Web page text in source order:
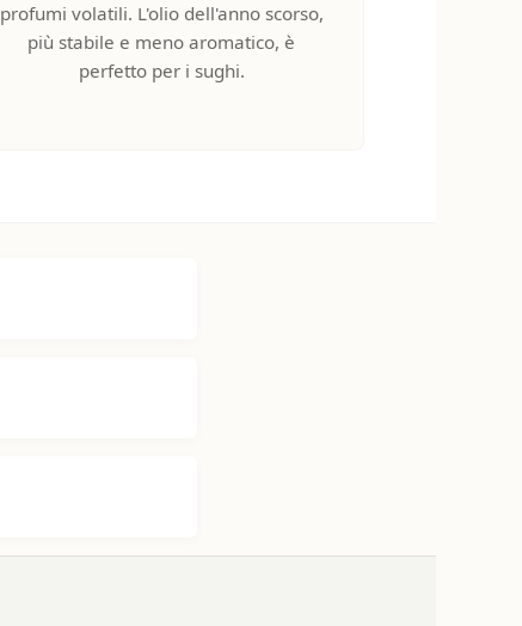
profumi volatili. L'olio dell'anno scorso,
più stabile e meno aromatico, è
perfetto per i sughi.